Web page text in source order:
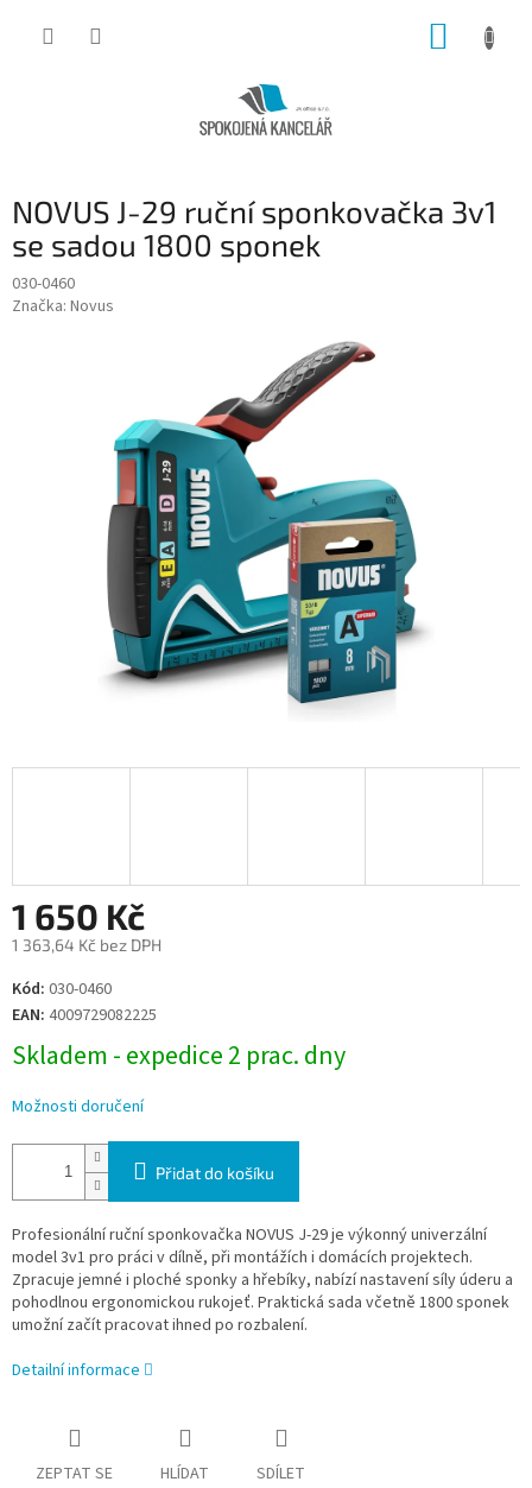
NOVUS J-29 ruční sponkovačka 3v1
se sadou 1800 sponek
030-0460
Značka: Novus
1 650 Kč
1 363,64 Kč bez DPH
Měrná
cena:
Kód: 030-0460
EAN: 4009729082225
Skladem - expedice 2 prac. dny
Možnosti doručení
Přidat do košíku
Profesionální ruční sponkovačka NOVUS J-29 je výkonný univerzální
model 3v1 pro práci v dílně, při montážích i domácích projektech.
Zpracuje jemné i ploché sponky a hřebíky, nabízí nastavení síly úderu a
pohodlnou ergonomickou rukojeť. Praktická sada včetně 1800 sponek
umožní začít pracovat ihned po rozbalení.
Detailní informace
ZEPTAT SE HLÍDAT SDÍLET